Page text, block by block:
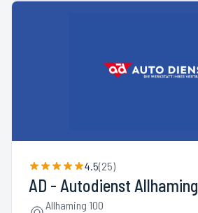
4.5(25)
AD - Autodienst Allhaming
Allhaming 100